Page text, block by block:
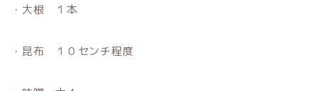
・大根 １本
・昆布 １０センチ程度